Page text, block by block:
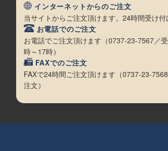
インターネットからのご注文
当サイトからご注文頂けます。24時間受け付
お電話でのご注文
お電話でご注文頂けます（0737-23-7567／
時～17時）
FAXでのご注文
FAXで24時間ご注文頂けます（0737-23-
注文）